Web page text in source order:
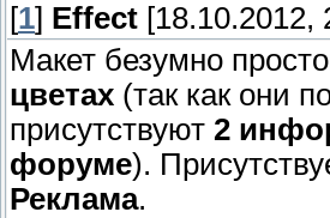
[1] Effect [18.10.2012,
Макет безумно
цветах (так как они
присутствуют 2
форуме).
Реклама.